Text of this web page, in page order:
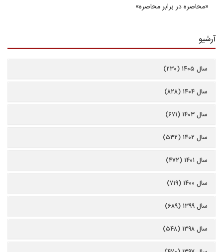
«محاصره در برابر محاصره»
آرشیو
سال ۱۴۰۵ (۲۳۰)
سال ۱۴۰۴ (۸۲۸)
سال ۱۴۰۳ (۶۷۱)
سال ۱۴۰۲ (۵۳۲)
سال ۱۴۰۱ (۴۷۲)
سال ۱۴۰۰ (۷۱۹)
سال ۱۳۹۹ (۶۸۹)
سال ۱۳۹۸ (۵۴۸)